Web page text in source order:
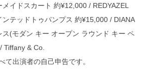
イドスカート 約¥12,000 / REDYAZEL
テッドトゥパンプス 約¥15,000 / DIANA
(モダン キー オープン ラウンド キー ペ
Tiffany & Co.
出演者の自己申告です。